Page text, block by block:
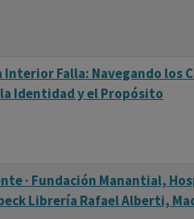
Interior Falla: Navegando los
Identidad y el Propósito
· Fundación Manantial,
Librería Rafael Alberti,